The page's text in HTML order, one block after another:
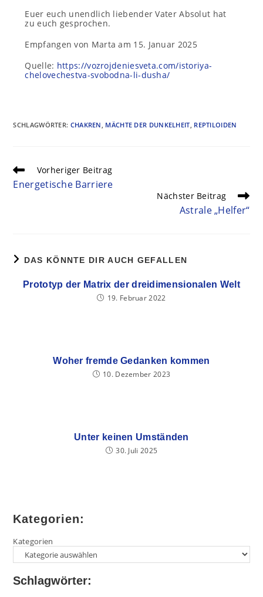
Euer euch unendlich liebender Vater Absolut hat
zu euch gesprochen.
Empfangen von Marta am 15. Januar 2025
Quelle: https://vozrojdeniesveta.com/istoriya-
chelovechestva-svobodna-li-dusha/
SCHLAGWÖRTER: CHAKREN, MÄCHTE DER DUNKELHEIT, REPTILOIDEN
Vorheriger Beitrag
Energetische Barriere
Nächster Beitrag
Astrale „Helfer“
DAS KÖNNTE DIR AUCH GEFALLEN
Prototyp der Matrix der dreidimensionalen Welt
19. Februar 2022
Woher fremde Gedanken kommen
10. Dezember 2023
Unter keinen Umständen
30. Juli 2025
Kategorien:
Kategorien
Schlagwörter: